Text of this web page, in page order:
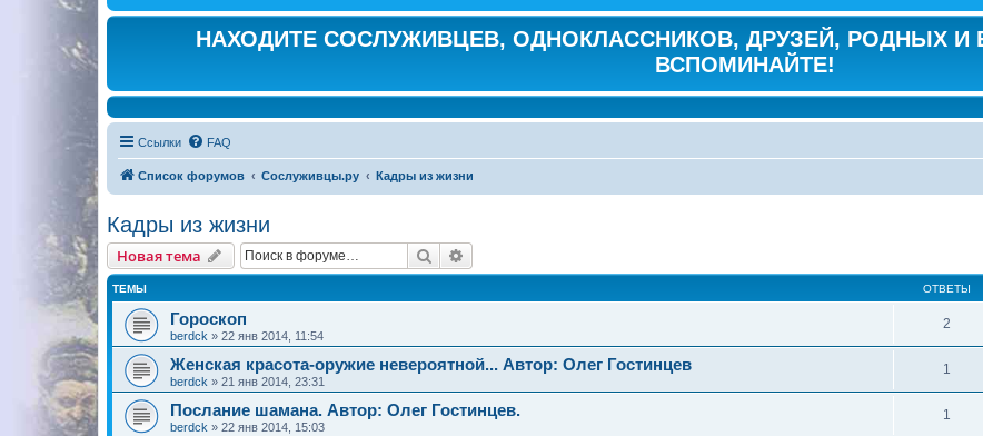
НАХОДИТЕ СОСЛУЖИВЦЕВ, ОДНОКЛАССНИКОВ, ДРУЗЕЙ, РОДНЫХ И
ВСПОМИНАЙТЕ!
Ссылки FAQ
Список форумов Сослуживцы.ру Кадры из жизни
Кадры из жизни
Новая тема Поиск
ТЕМЫ ОТВЕТЫ
Гороскоп
berdck » 22 янв 2014, 11:54
2
Женская красота-оружие невероятной... Автор: Олег Гостинцев
berdck » 21 янв 2014, 23:31
1
Послание шамана. Автор: Олег Гостинцев.
berdck » 22 янв 2014, 15:03
1